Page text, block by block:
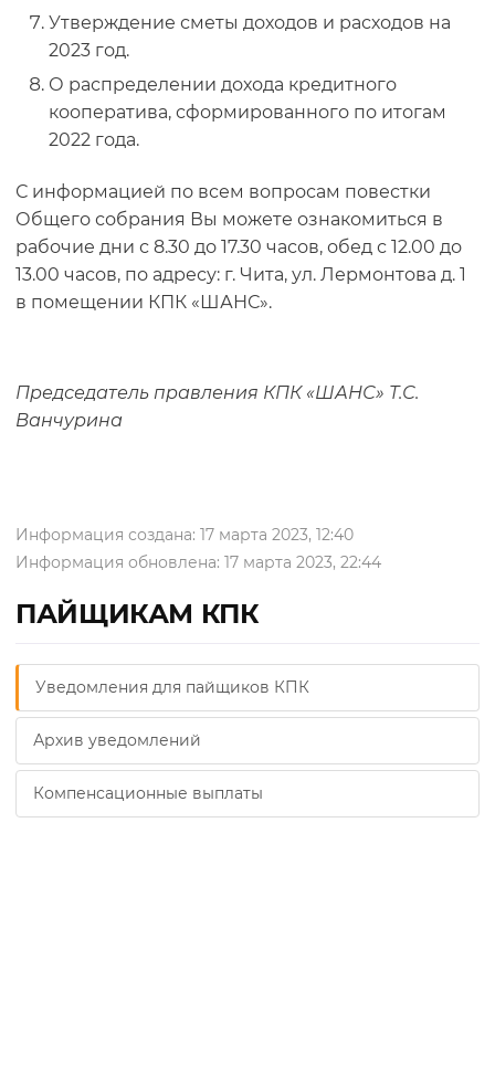
Утверждение сметы доходов и расходов на
2023 год.
О распределении дохода кредитного
кооператива, сформированного по итогам
2022 года.
С информацией по всем вопросам повестки
Общего собрания Вы можете ознакомиться в
рабочие дни с 8.30 до 17.30 часов, обед с 12.00 до
13.00 часов, по адресу: г. Чита, ул. Лермонтова д. 1
в помещении КПК «ШАНС».
Председатель правления КПК «ШАНС» Т.С.
Ванчурина
Информация создана: 17 марта 2023, 12:40
Информация обновлена: 17 марта 2023, 22:44
ПАЙЩИКАМ КПК
Уведомления для пайщиков КПК
Архив уведомлений
Компенсационные выплаты